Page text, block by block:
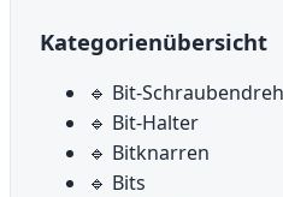
Kategorienübersicht
🔹 Bit-
🔹 Bit-Halter
🔹 Bitknarren
🔹 Bits